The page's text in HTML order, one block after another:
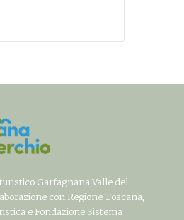
Garfagnana Valle del
con Regione Toscana,
e Fondazione Sistema